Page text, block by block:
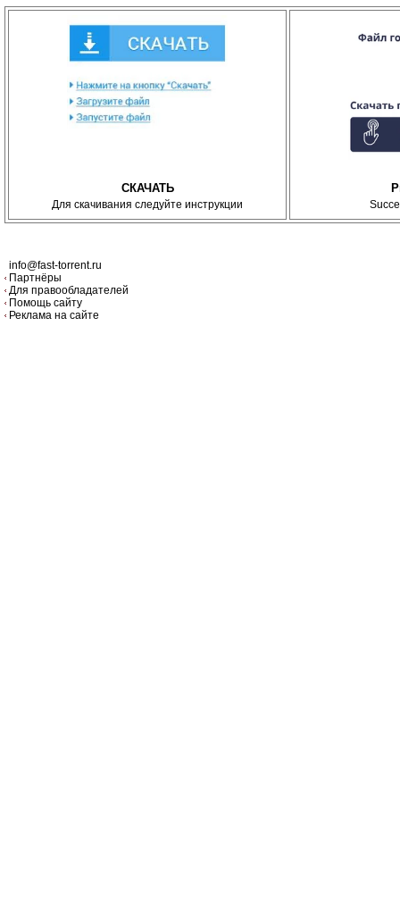
СКАЧАТЬ
Для скачивания следуйте инструкции
info@fast-torrent.ru
Партнёры
Для правообладателей
Помощь сайту
Реклама на сайте